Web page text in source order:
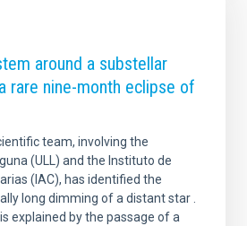
around a substellar
rare nine-month eclipse of
team, involving the
(ULL) and the Instituto de
(IAC), has identified the
long dimming of a distant star .
explained by the passage of a